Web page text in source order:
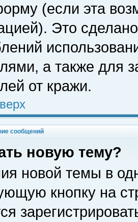
(если эта
Это
а также для
от кражи.
сообщений
новую тему?
новой темы в
кнопку на